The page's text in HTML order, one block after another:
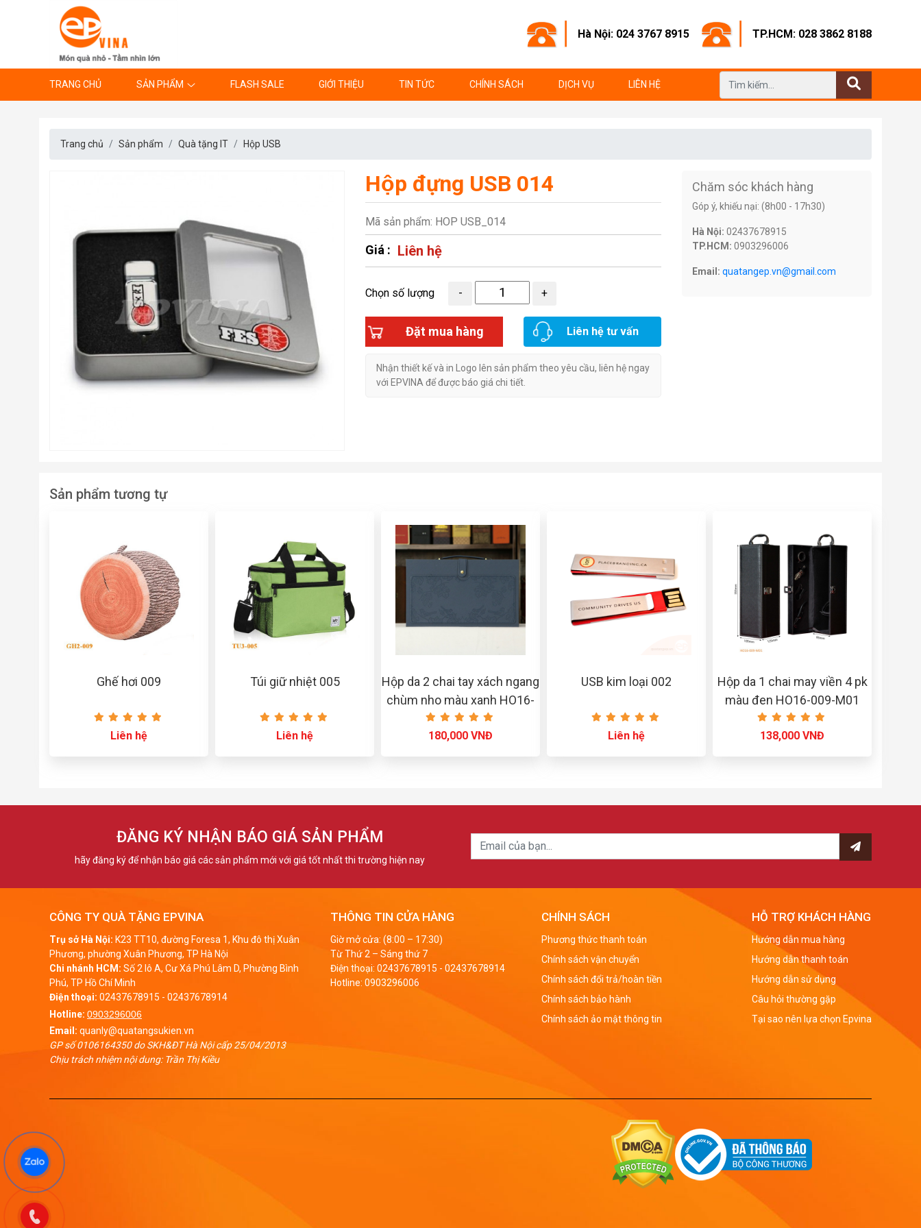
Hà Nội: 024 3767 8915 TP.HCM: 028 3862 8188
TRANG CHỦ SẢN PHẨM FLASH SALE GIỚI THIỆU TIN TỨC CHÍNH SÁCH DỊCH VỤ LIÊN HỆ
Trang chủ Sản phẩm Quà tặng IT Hộp USB
Hộp đựng USB 014
Mã sản phẩm: HOP USB_014
Giá : Liên hệ
Chọn số lượng
Đặt mua hàng Liên hệ tư vấn
Nhận thiết kế và in Logo lên sản phẩm theo yêu cầu, liên hệ ngay
với EPVINA để được báo giá chi tiết.
Chăm sóc khách hàng
Góp ý, khiếu nại: (8h00 - 17h30)
Hà Nội: 02437678915
TP.HCM: 0903296006
Email: quatangep.vn@gmail.com
Sản phẩm tương tự
Ghế hơi 009
Liên hệ
Túi giữ nhiệt 005
Liên hệ
Hộp da 2 chai tay xách ngang
chùm nho màu xanh HO16-
045-M13
180,000 VNĐ
USB kim loại 002
Liên hệ
Hộp da 1 chai may viền 4 pk
màu đen HO16-009-M01
138,000 VNĐ
ĐĂNG KÝ NHẬN BÁO GIÁ SẢN PHẨM
hãy đăng ký để nhận báo giá các sản phẩm mới với giá tốt nhất thi trường hiện nay
CÔNG TY QUÀ TẶNG EPVINA
Trụ sở Hà Nội: K23 TT10, đường Foresa 1, Khu đô thị Xuân
Phương, phường Xuân Phương, TP Hà Nội
Chi nhánh HCM: Số 2 lô A, Cư Xá Phú Lâm D, Phường Bình
Phú, TP Hồ Chí Minh
Điện thoại: 02437678915 - 02437678914
Hotline: 0903296006
Email: quanly@quatangsukien.vn
GP số 0106164350 do SKH&ĐT Hà Nội cấp 25/04/2013
Chịu trách nhiệm nội dung: Trần Thị Kiều
THÔNG TIN CỬA HÀNG
Giờ mở cửa: (8:00 – 17:30)
Từ Thứ 2 – Sáng thứ 7
Điện thoại: 02437678915 - 02437678914
Hotline: 0903296006
CHÍNH SÁCH
Phương thức thanh toán
Chính sách vận chuyển
Chính sách đổi trả/hoàn tiền
Chính sách bảo hành
Chính sách ảo mật thông tin
HỖ TRỢ KHÁCH HÀNG
Hướng dẫn mua hàng
Hướng dẫn thanh toán
Hướng dẫn sử dụng
Câu hỏi thường gặp
Tại sao nên lựa chọn Epvina